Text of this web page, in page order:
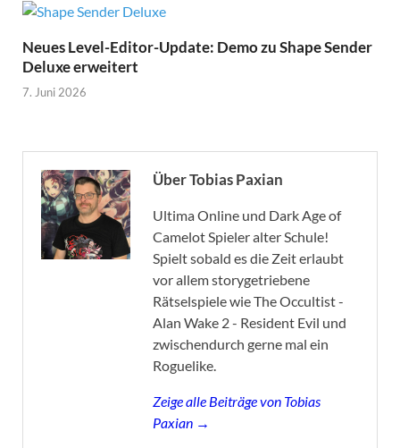
Neues Level-Editor-Update: Demo zu Shape Sender
Deluxe erweitert
7. Juni 2026
Über Tobias Paxian
Ultima Online und Dark Age of
Camelot Spieler alter Schule!
Spielt sobald es die Zeit erlaubt
vor allem storygetriebene
Rätselspiele wie The Occultist -
Alan Wake 2 - Resident Evil und
zwischendurch gerne mal ein
Roguelike.
Zeige alle Beiträge von Tobias
Paxian →